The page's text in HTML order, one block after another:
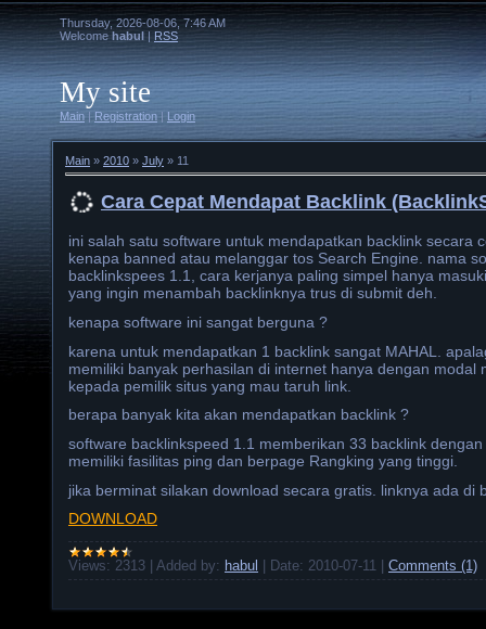
Thursday, 2026-08-06, 7:46 AM
Welcome habul | RSS
My site
Main|Registration| Login
Main » 2010 » July » 11
Cara Cepat Mendapat Backlink
ini salah satu software untuk mendapatkan backlink secara
kenapa banned atau melanggar tos Search Engine. nama
backlinkspees 1.1, cara kerjanya paling simpel hanya
yang ingin menambah backlinknya trus di submit deh.
kenapa software ini sangat berguna ?
karena untuk mendapatkan 1 backlink sangat MAHAL.
memiliki banyak perhasilan di internet hanya dengan modal
kepada pemilik situs yang mau taruh link.
berapa banyak kita akan mendapatkan backlink ?
software backlinkspeed 1.1 memberikan 33 backlink
memiliki fasilitas ping dan berpage Rangking yang tinggi.
jika berminat silakan download secara gratis. linknya ada di
DOWNLOAD
Views: 2313 Added by: habul Date: 2010-07-11 Comments (1)